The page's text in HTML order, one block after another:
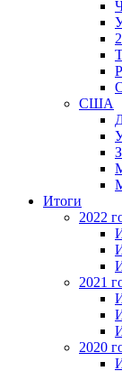
США
Итоги
2022
2021
2020